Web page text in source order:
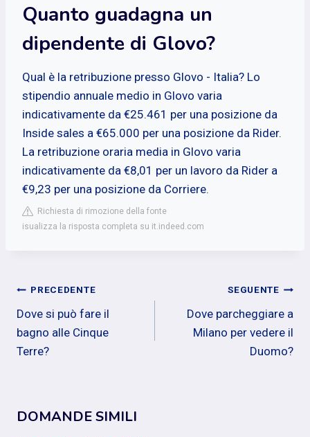
Quanto guadagna un
dipendente di Glovo?
Qual è la retribuzione presso Glovo - Italia? Lo
stipendio annuale medio in Glovo varia
indicativamente da €25.461 per una posizione da
Inside sales a €65.000 per una posizione da Rider.
La retribuzione oraria media in Glovo varia
indicativamente da €8,01 per un lavoro da Rider a
€9,23 per una posizione da Corriere.
Richiesta di rimozione della fonte
isualizza la risposta completa su it.indeed.com
Navigazione
articoli
PRECEDENTE
Dove si può fare il
bagno alle Cinque
Terre?
SEGUENTE
Dove parcheggiare a
Milano per vedere il
Duomo?
DOMANDE SIMILI